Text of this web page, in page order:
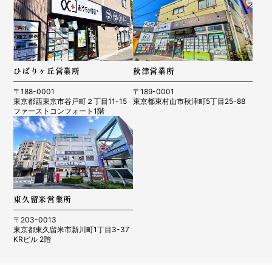
ひばりヶ丘営業所
〒188-0001
東京都西東京市谷戸町２丁目11-15
ファーストコンフォート1階
秋津営業所
〒189-0001
東京都東村山市秋津町5丁目25-88
東久留米営業所
〒203-0013
東京都東久留米市新川町1丁目3-37
KRビル 2階